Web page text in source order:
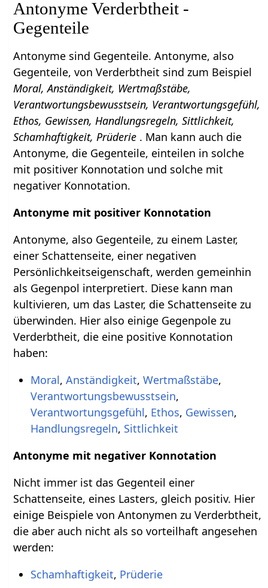
Antonyme Verderbtheit -
Gegenteile
Antonyme sind Gegenteile. Antonyme, also
Gegenteile, von Verderbtheit sind zum Beispiel
Moral, Anständigkeit, Wertmaßstäbe,
Verantwortungsbewusstsein, Verantwortungsgefühl,
Ethos, Gewissen, Handlungsregeln, Sittlichkeit,
Schamhaftigkeit, Prüderie . Man kann auch die
Antonyme, die Gegenteile, einteilen in solche
mit positiver Konnotation und solche mit
negativer Konnotation.
Antonyme mit positiver Konnotation
Antonyme, also Gegenteile, zu einem Laster,
einer Schattenseite, einer negativen
Persönlichkeitseigenschaft, werden gemeinhin
als Gegenpol interpretiert. Diese kann man
kultivieren, um das Laster, die Schattenseite zu
überwinden. Hier also einige Gegenpole zu
Verderbtheit, die eine positive Konnotation
haben:
Moral, Anständigkeit, Wertmaßstäbe,
Verantwortungsbewusstsein,
Verantwortungsgefühl, Ethos, Gewissen,
Handlungsregeln, Sittlichkeit
Antonyme mit negativer Konnotation
Nicht immer ist das Gegenteil einer
Schattenseite, eines Lasters, gleich positiv. Hier
einige Beispiele von Antonymen zu Verderbtheit,
die aber auch nicht als so vorteilhaft angesehen
werden:
Schamhaftigkeit, Prüderie